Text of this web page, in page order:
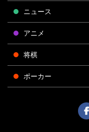
ニュース
アニメ
将棋
ポーカー